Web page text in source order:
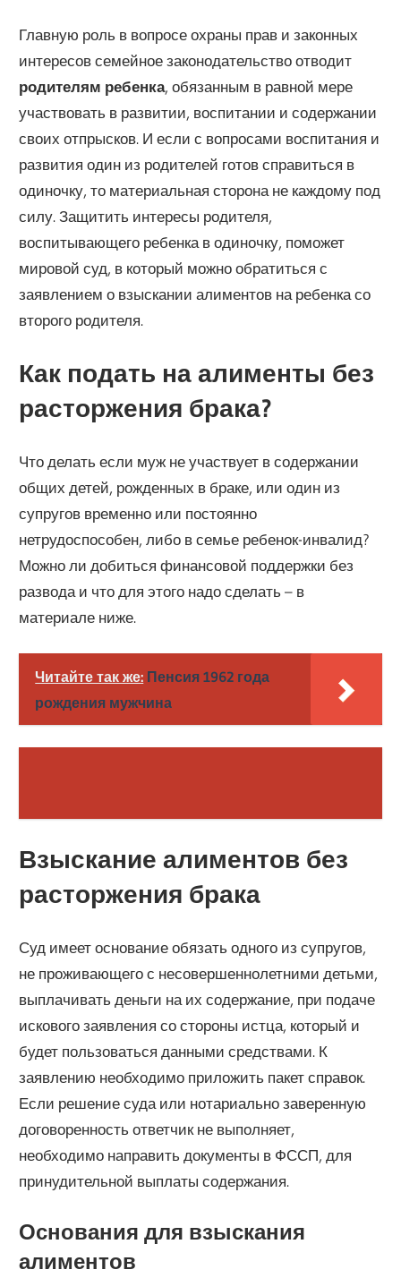
Главную роль в вопросе охраны прав и законных
интересов семейное законодательство отводит
родителям ребенка, обязанным в равной мере
участвовать в развитии, воспитании и содержании
своих отпрысков. И если с вопросами воспитания и
развития один из родителей готов справиться в
одиночку, то материальная сторона не каждому под
силу. Защитить интересы родителя,
воспитывающего ребенка в одиночку, поможет
мировой суд, в который можно обратиться с
заявлением о взыскании алиментов на ребенка со
второго родителя.
Как подать на алименты без
расторжения брака?
Что делать если муж не участвует в содержании
общих детей, рожденных в браке, или один из
супругов временно или постоянно
нетрудоспособен, либо в семье ребенок-инвалид?
Можно ли добиться финансовой поддержки без
развода и что для этого надо сделать – в
материале ниже.
Читайте так же: Пенсия 1962 года
рождения мужчина
Взыскание алиментов без
расторжения брака
Суд имеет основание обязать одного из супругов,
не проживающего с несовершеннолетними детьми,
выплачивать деньги на их содержание, при подаче
искового заявления со стороны истца, который и
будет пользоваться данными средствами. К
заявлению необходимо приложить пакет справок.
Если решение суда или нотариально заверенную
договоренность ответчик не выполняет,
необходимо направить документы в ФССП, для
принудительной выплаты содержания.
Основания для взыскания
алиментов